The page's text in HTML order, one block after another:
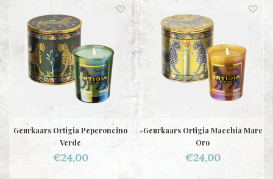
Geurkaars Ortigia Peperoncino
Verde
€24,00
Geurkaars Ortigia Macchia Mare
Oro
€24,00